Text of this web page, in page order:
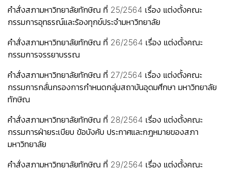
คำสั่งสภามหาวิทยาลัยทักษิณ ที่ 25/2564 เรื่อง แต่งตั้งคณะ
กรรมการอุทธรณ์และร้องทุกข์ประจำมหาวิทยาลัย
คำสั่งสภามหาวิทยาลัยทักษิณ ที่ 26/2564 เรื่อง แต่งตั้งคณะ
กรรมการจรรยาบรรณ
คำสั่งสภามหาวิทยาลัยทักษิณ ที่ 27/2564 เรื่อง แต่งตั้งคณะ
กรรมการกลั่นกรองการกำหนดกลุ่มสถาบันอุดมศึกษา มหาวิทยาลัย
ทักษิณ
คำสั่งสภามหาวิทยาลัยทักษิณ ที่ 28/2564 เรื่อง แต่งตั้งคณะ
กรรมการฝ่ายระเบียบ ข้อบังคับ ประกาศและกฎหมายของสภา
มหาวิทยาลัย
คำสั่งสภามหาวิทยาลัยทักษิณ ที่ 29/2564 เรื่อง แต่งตั้งคณะ